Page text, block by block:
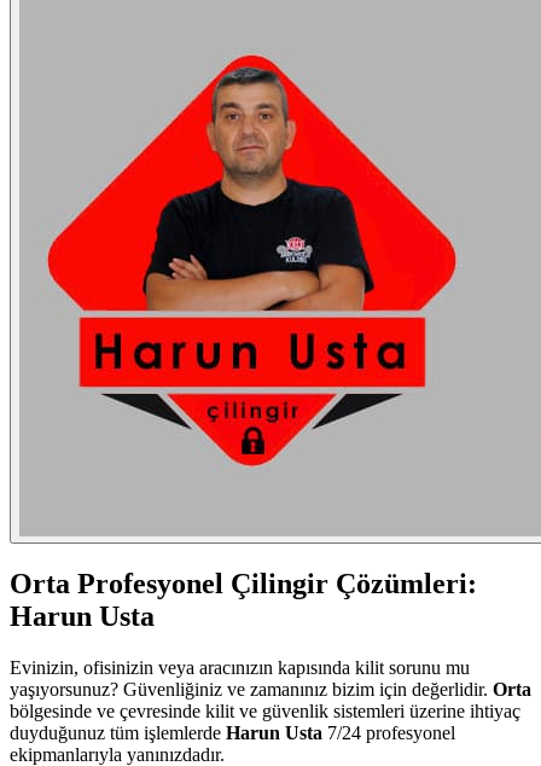
Orta Profesyonel Çilingir Çözümleri:
Harun Usta
Evinizin, ofisinizin veya aracınızın kapısında kilit sorunu mu
yaşıyorsunuz? Güvenliğiniz ve zamanınız bizim için değerlidir. Orta
bölgesinde ve çevresinde kilit ve güvenlik sistemleri üzerine ihtiyaç
duyduğunuz tüm işlemlerde Harun Usta 7/24 profesyonel
ekipmanlarıyla yanınızdadır.